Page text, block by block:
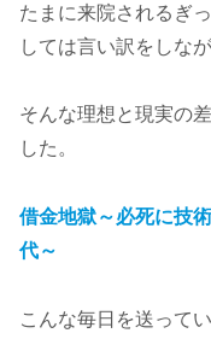
たまに来院されるぎ
しては言い訳をしな
そんな理想と現実の
した。
借金地獄～必死に技
代～
こんな毎日を送って